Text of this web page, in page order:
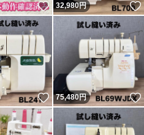
いいね！
32,980円
いいね！
75,480円